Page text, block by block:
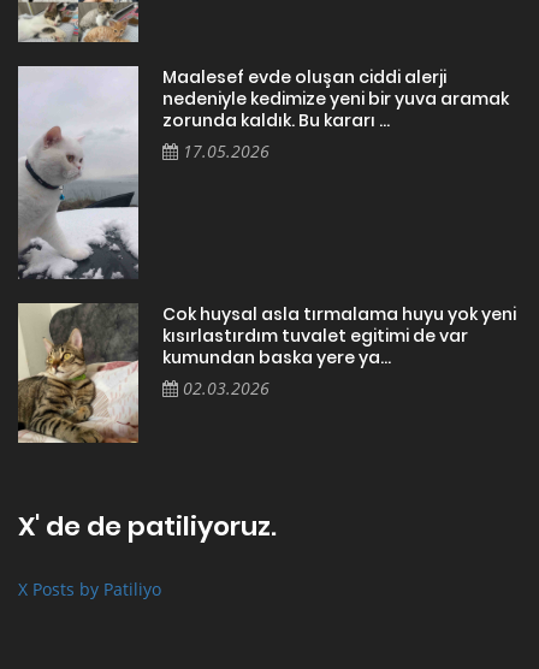
Maalesef evde oluşan ciddi alerji
nedeniyle kedimize yeni bir yuva aramak
zorunda kaldık. Bu kararı ...
17.05.2026
Cok huysal asla tırmalama huyu yok yeni
kısırlastırdım tuvalet egitimi de var
kumundan baska yere ya...
02.03.2026
X' de de patiliyoruz.
X Posts by Patiliyo